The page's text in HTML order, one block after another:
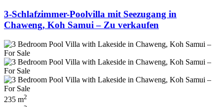
3-Schlafzimmer-Poolvilla mit Seezugang in
Chaweng, Koh Samui – Zu verkaufen
235 m2